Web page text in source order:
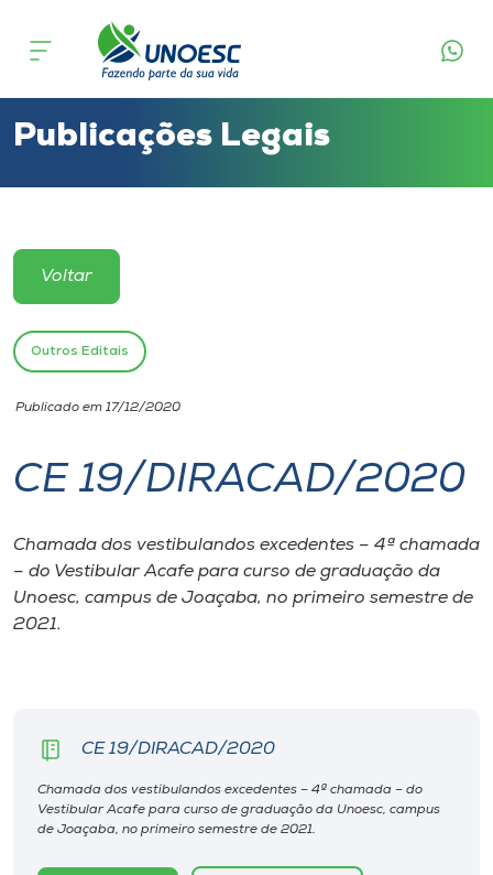
Cursos
Atendimento ao Estudante
Portal de Ensino
Unoesc
Internacionalização
I.nova
Diplomados
CPA
Biblioteca
Editora
Publicações Legais
Voltar
Outros Editais
Publicado em 17/12/2020
CE 19/DIRACAD/2020
Chamada dos vestibulandos excedentes – 4ª chamada
– do Vestibular Acafe para curso de graduação da
Unoesc, campus de Joaçaba, no primeiro semestre de
2021.
CE 19/DIRACAD/2020
Chamada dos vestibulandos excedentes – 4ª chamada – do
Vestibular Acafe para curso de graduação da Unoesc, campus
de Joaçaba, no primeiro semestre de 2021.